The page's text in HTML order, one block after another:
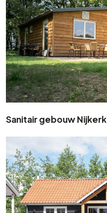
Sanitair gebouw Nijkerk